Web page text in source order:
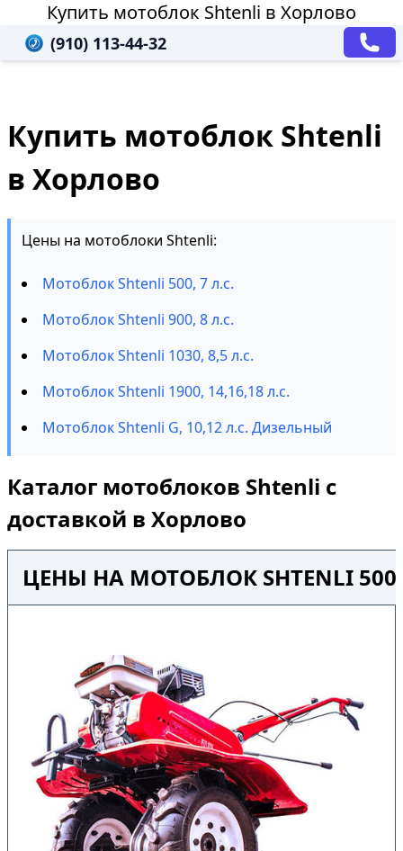
Купить мотоблок Shtenli в Хорлово
(910) 113-44-32
Купить мотоблок Shtenli
в Хорлово
Цены на мотоблоки Shtenli:
Мотоблок Shtenli 500, 7 л.с.
Мотоблок Shtenli 900, 8 л.с.
Мотоблок Shtenli 1030, 8,5 л.с.
Мотоблок Shtenli 1900, 14,16,18 л.с.
Мотоблок Shtenli G, 10,12 л.с. Дизельный
Каталог мотоблоков Shtenli с
доставкой в Хорлово
ЦЕНЫ НА МОТОБЛОК SHTENLI